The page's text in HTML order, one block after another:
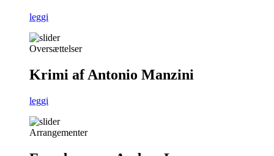
leggi
Oversættelser
Krimi af Antonio Manzini
leggi
Arrangementer